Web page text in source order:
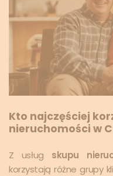
Kto najczęściej
nieruchomości w
Z usług skupu
korzystają różne grupy